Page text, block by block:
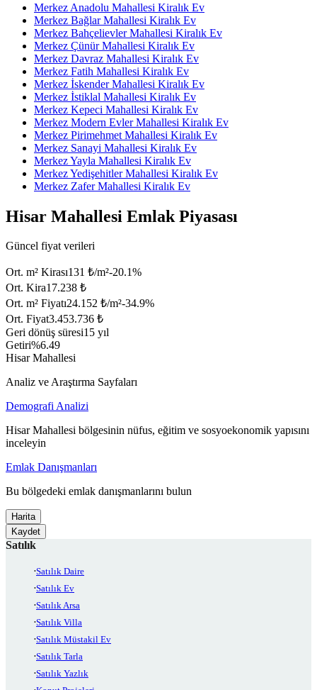
Merkez Anadolu Mahallesi Kiralık Ev
Merkez Bağlar Mahallesi Kiralık Ev
Merkez Bahçelievler Mahallesi Kiralık Ev
Merkez Çünür Mahallesi Kiralık Ev
Merkez Davraz Mahallesi Kiralık Ev
Merkez Fatih Mahallesi Kiralık Ev
Merkez İskender Mahallesi Kiralık Ev
Merkez İstiklal Mahallesi Kiralık Ev
Merkez Kepeci Mahallesi Kiralık Ev
Merkez Modern Evler Mahallesi Kiralık Ev
Merkez Pirimehmet Mahallesi Kiralık Ev
Merkez Sanayi Mahallesi Kiralık Ev
Merkez Yayla Mahallesi Kiralık Ev
Merkez Yedişehitler Mahallesi Kiralık Ev
Merkez Zafer Mahallesi Kiralık Ev
Hisar Mahallesi Emlak Piyasası
Güncel fiyat verileri
Ort. m² Kirası131 ₺/m²-20.1%
Ort. Kira17.238 ₺
Ort. m² Fiyatı24.152 ₺/m²-34.9%
Ort. Fiyat3.453.736 ₺
Geri dönüş süresi15 yıl
Getiri%6.49
Hisar Mahallesi
Analiz ve Araştırma Sayfaları
Demografi Analizi
Hisar Mahallesi bölgesinin nüfus, eğitim ve sosyoekonomik yapısını
inceleyin
Emlak Danışmanları
Bu bölgedeki emlak danışmanlarını bulun
Harita
Kaydet
Satılık
Satılık Daire
Satılık Ev
Satılık Arsa
Satılık Villa
Satılık Müstakil Ev
Satılık Tarla
Satılık Yazlık